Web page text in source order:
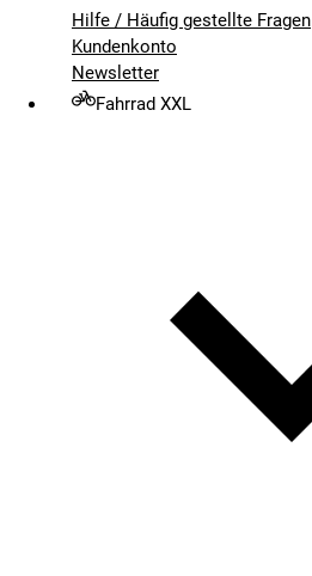
Hilfe / Häufig gestellte Fragen
Kundenkonto
Newsletter
Fahrrad XXL